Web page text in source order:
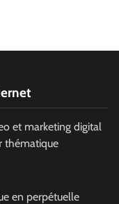
et marketing digital
thématique
en perpétuelle